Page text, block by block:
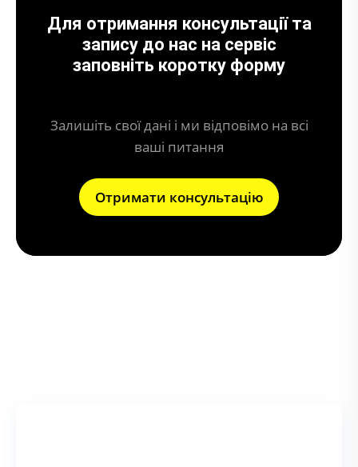
Для отримання консультації та
запису до нас на сервіс
заповніть коротку форму
Залишіть свої дані і ми відповімо на всі
ваші питання
Отримати консультацію